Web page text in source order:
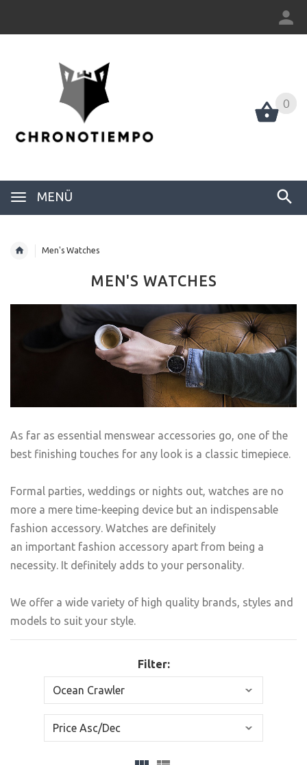
0
MENÜ
0
Men's Watches
MEN'S WATCHES
As far as essential menswear accessories go, one of the
best finishing touches for any look is a classic timepiece.
Formal parties, weddings or nights out, watches are no
more a mere time-keeping device but an indispensable
fashion accessory. Watches are definitely
an important fashion accessory apart from being a
necessity. It definitely adds to your personality.
We offer a wide variety of high quality brands, styles and
models to suit your style.
Filter: